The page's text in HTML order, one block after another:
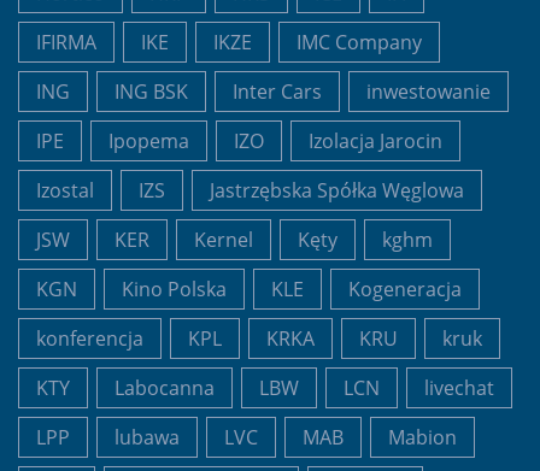
IFIRMA
IKE IKZE
IMC Company
ING
ING BSK Inter Cars
inwestowanie
IPE
Ipopema IZO
Izolacja Jarocin
Izostal
IZS
Jastrzębska Spółka Węglowa
JSW
KER Kernel Kęty
kghm
KGN
Kino Polska KLE
Kogeneracja
konferencja
KPL KRKA KRU
kruk
KTY
Labocanna LBW LCN
livechat
LPP
lubawa LVC MAB
Mabion